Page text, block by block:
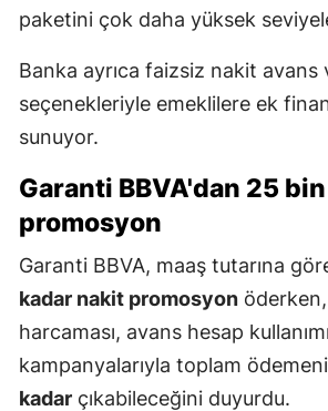
paketini çok daha yüksek
Banka ayrıca faizsiz nakit avans
seçenekleriyle emeklilere ek
sunuyor.
Garanti BBVA'dan 25
promosyon
Garanti BBVA, maaş tutarına
kadar nakit promosyon
harcaması, avans hesap
kampanyalarıyla toplam
kadar çıkabileceğini duyurdu.